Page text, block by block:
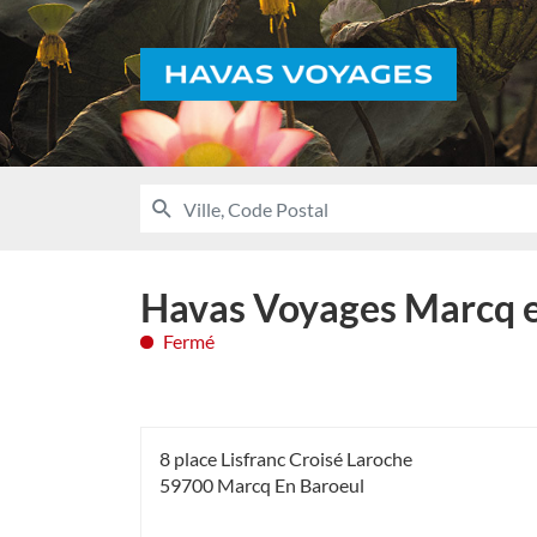
Voyages
Ville,RECHERCHER
UNE
Havas Voyages Marcq
Fermé
8 place Lisfranc Croisé Laroche
59700 Marcq En Baroeul